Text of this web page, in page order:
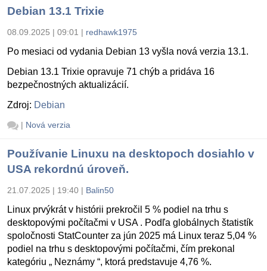
Debian 13.1 Trixie
08.09.2025 | 09:01 | redhawk1975
Po mesiaci od vydania Debian 13 vyšla nová verzia 13.1.
Debian 13.1 Trixie opravuje 71 chýb a pridáva 16
bezpečnostných aktualizácií.
Zdroj: Debian
| Nová verzia
Používanie Linuxu na desktopoch dosiahlo v
USA rekordnú úroveň.
21.07.2025 | 19:40 | Balin50
Linux prvýkrát v histórii prekročil 5 % podiel na trhu s
desktopovými počítačmi v USA . Podľa globálnych štatistík
spoločnosti StatCounter za jún 2025 má Linux teraz 5,04 %
podiel na trhu s desktopovými počítačmi, čím prekonal
kategóriu „ Neznámy “, ktorá predstavuje 4,76 %.